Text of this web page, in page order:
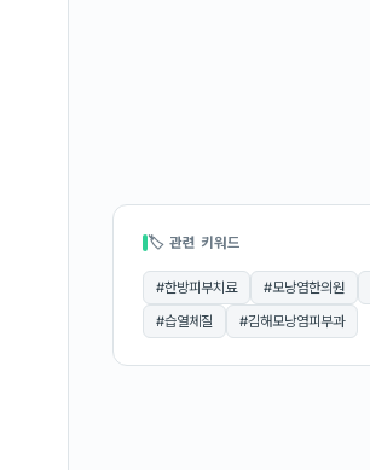
🏷 관련 키워드
#한방피부치료 #모낭염한의원
#습열체질 #김해모낭염피부과